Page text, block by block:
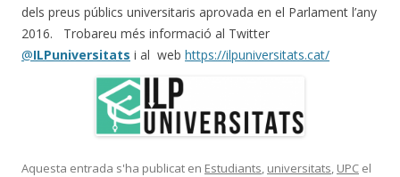
dels preus públics universitaris aprovada en el Parlament l’any
2016. Trobareu més informació al Twitter
@ILPuniversitats i al web https://ilpuniversitats.cat/
Aquesta entrada s'ha publicat en Estudiants, universitats, UPC el